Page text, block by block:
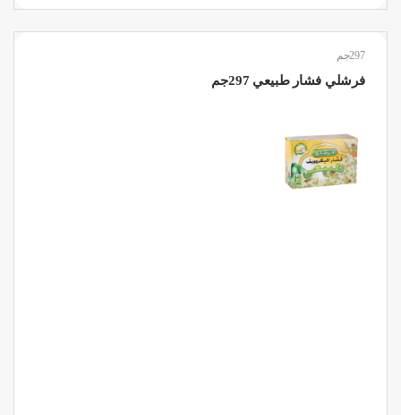
297جم
فرشلي فشار طبيعي 297جم